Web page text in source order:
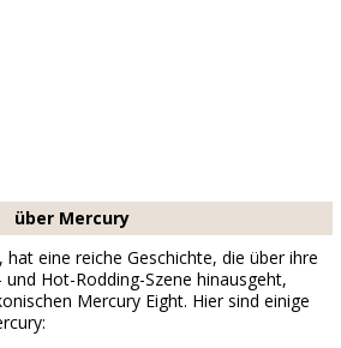
über Mercury
eine reiche Geschichte, die über ihre
und Hot-Rodding-Szene hinausgeht,
Mercury Eight. Hier sind einige